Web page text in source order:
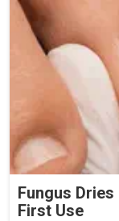
Fungus
First Use